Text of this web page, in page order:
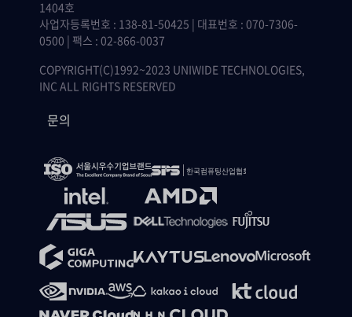
1404호
사업자등록번호 : 138-81-50425 | 대표번호 : 070-7306-
0500 | 팩스 : 02-866-0037
COPYRIGHT(C)1992~2023 UNIWIDE TECHNOLOGIES,
INC ALL RIGHTS RESERVED
문의